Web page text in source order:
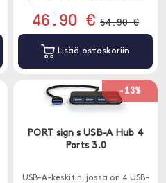
46.90 € 54.90 €
Lisää ostoskoriin
-13%
PORT sign s USB-A Hub 4
Ports 3.0
USB-A-keskitin, jossa on 4 USB-